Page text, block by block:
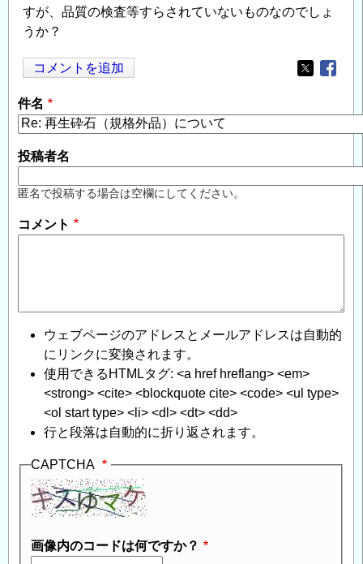
すが、品質の検査等すらされていないものなのでしょ
うか？
コメントを追加
Opens in
件名
投稿者名
匿名で投稿する場合は空欄にしてください。
コメント
ウェブページのアドレスとメールアドレスは自動的
にリンクに変換されます。
使用できるHTMLタグ: <a href hreflang> <em>
<strong> <cite> <blockquote cite> <code> <ul type>
<ol start type> <li> <dl> <dt> <dd>
行と段落は自動的に折り返されます。
CAPTCHA
画像内のコードは何ですか？